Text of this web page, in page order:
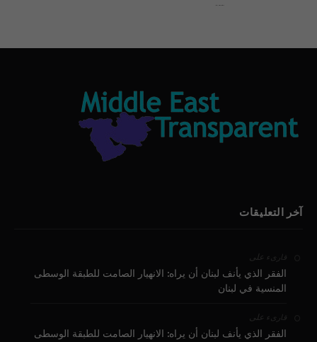
آخر التعليقات
قارىء على
الفقر الذي يأنف لبنان أن يراه: الانهيار الصامت للطبقة الوسطى
المنسية في لبنان
قارىء على
الفقر الذي يأنف لبنان أن يراه: الانهيار الصامت للطبقة الوسطى